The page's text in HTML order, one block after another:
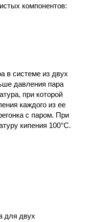
компонентов:
в системе из двух
давления пара
при которой
каждого из ее
с паром. При
кипения 100°С.
для двух